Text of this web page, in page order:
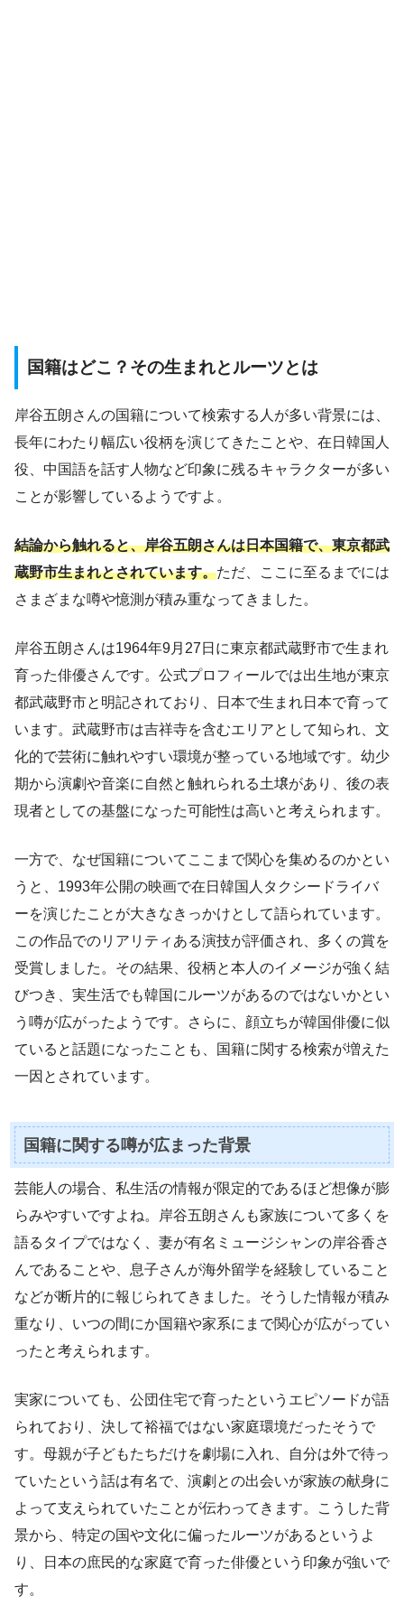
国籍はどこ？その生まれとルーツとは
岸谷五朗さんの国籍について検索する人が多い背景には、
長年にわたり幅広い役柄を演じてきたことや、在日韓国人
役、中国語を話す人物など印象に残るキャラクターが多い
ことが影響しているようですよ。
結論から触れると、岸谷五朗さんは日本国籍で、東京都武
蔵野市生まれとされています。ただ、ここに至るまでには
さまざまな噂や憶測が積み重なってきました。
岸谷五朗さんは1964年9月27日に東京都武蔵野市で生まれ
育った俳優さんです。公式プロフィールでは出生地が東京
都武蔵野市と明記されており、日本で生まれ日本で育って
います。武蔵野市は吉祥寺を含むエリアとして知られ、文
化的で芸術に触れやすい環境が整っている地域です。幼少
期から演劇や音楽に自然と触れられる土壌があり、後の表
現者としての基盤になった可能性は高いと考えられます。
一方で、なぜ国籍についてここまで関心を集めるのかとい
うと、1993年公開の映画で在日韓国人タクシードライバ
ーを演じたことが大きなきっかけとして語られています。
この作品でのリアリティある演技が評価され、多くの賞を
受賞しました。その結果、役柄と本人のイメージが強く結
びつき、実生活でも韓国にルーツがあるのではないかとい
う噂が広がったようです。さらに、顔立ちが韓国俳優に似
ていると話題になったことも、国籍に関する検索が増えた
一因とされています。
国籍に関する噂が広まった背景
芸能人の場合、私生活の情報が限定的であるほど想像が膨
らみやすいですよね。岸谷五朗さんも家族について多くを
語るタイプではなく、妻が有名ミュージシャンの岸谷香さ
んであることや、息子さんが海外留学を経験していること
などが断片的に報じられてきました。そうした情報が積み
重なり、いつの間にか国籍や家系にまで関心が広がってい
ったと考えられます。
実家についても、公団住宅で育ったというエピソードが語
られており、決して裕福ではない家庭環境だったそうで
す。母親が子どもたちだけを劇場に入れ、自分は外で待っ
ていたという話は有名で、演劇との出会いが家族の献身に
よって支えられていたことが伝わってきます。こうした背
景から、特定の国や文化に偏ったルーツがあるというよ
り、日本の庶民的な家庭で育った俳優という印象が強いで
す。